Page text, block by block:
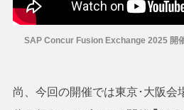
SAP Concur Fusion Exchange 2025 開
尚、今回の開催では東京･大阪会